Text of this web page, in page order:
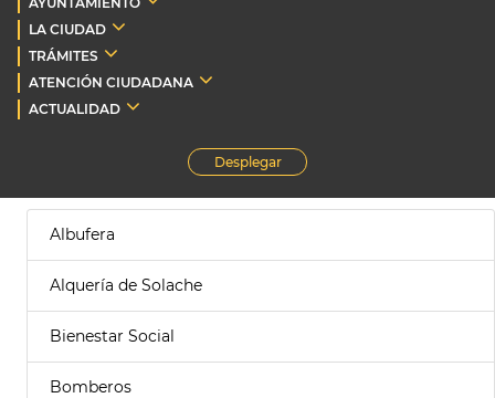
LA CIUDAD
TRÁMITES
ATENCIÓN CIUDADANA
ACTUALIDAD
Desplegar
Albufera
Alquería de Solache
Bienestar Social
Bomberos